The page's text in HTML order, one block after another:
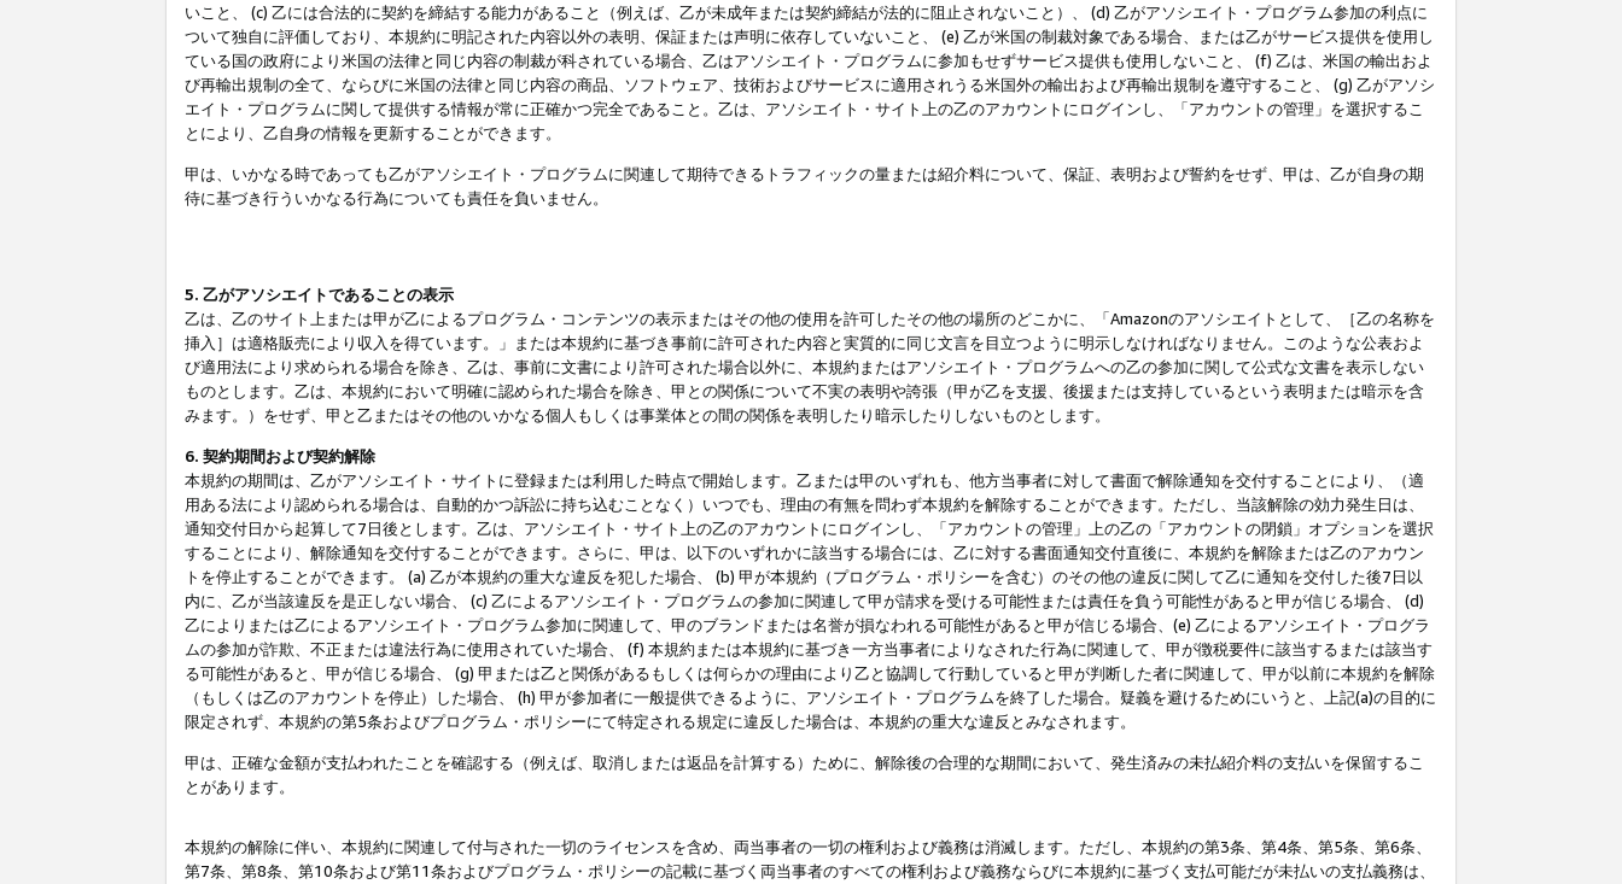
いこと、 (c) 乙には合法的に契約を締結する能力があること（例えば、乙が未成年または契約締結が法的に阻止されないこと）、 (d) 乙がアソシエイト・プログラム参加の利点に
ついて独自に評価しており、本規約に明記された内容以外の表明、保証または声明に依存していないこと、 (e) 乙が米国の制裁対象である場合、または乙がサービス提供を使用し
ている国の政府により米国の法律と同じ内容の制裁が科されている場合、乙はアソシエイト・プログラムに参加もせずサービス提供も使用しないこと、 (f) 乙は、米国の輸出およ
び再輸出規制の全て、ならびに米国の法律と同じ内容の商品、ソフトウェア、技術およびサービスに適用されうる米国外の輸出および再輸出規制を遵守すること、 (g) 乙がアソシ
エイト・プログラムに関して提供する情報が常に正確かつ完全であること。乙は、アソシエイト・サイト上の乙のアカウントにログインし、「アカウントの管理」を選択するこ
とにより、乙自身の情報を更新することができます。
甲は、いかなる時であっても乙がアソシエイト・プログラムに関連して期待できるトラフィックの量または紹介料について、保証、表明および誓約をせず、甲は、乙が自身の期
待に基づき行ういかなる行為についても責任を負いません。
5. 乙がアソシエイトであることの表示
乙は、乙のサイト上または甲が乙によるプログラム・コンテンツの表示またはその他の使用を許可したその他の場所のどこかに、「Amazonのアソシエイトとして、［乙の名称を
挿入］は適格販売により収入を得ています。」または本規約に基づき事前に許可された内容と実質的に同じ文言を目立つように明示しなければなりません。このような公表およ
び適用法により求められる場合を除き、乙は、事前に文書により許可された場合以外に、本規約またはアソシエイト・プログラムへの乙の参加に関して公式な文書を表示しない
ものとします。乙は、本規約において明確に認められた場合を除き、甲との関係について不実の表明や誇張（甲が乙を支援、後援または支持しているという表明または暗示を含
みます。）をせず、甲と乙またはその他のいかなる個人もしくは事業体との間の関係を表明したり暗示したりしないものとします。
6. 契約期間および契約解除
本規約の期間は、乙がアソシエイト・サイトに登録または利用した時点で開始します。乙または甲のいずれも、他方当事者に対して書面で解除通知を交付することにより、（適
用ある法により認められる場合は、自動的かつ訴訟に持ち込むことなく）いつでも、理由の有無を問わず本規約を解除することができます。ただし、当該解除の効力発生日は、
通知交付日から起算して7日後とします。乙は、アソシエイト・サイト上の乙のアカウントにログインし、「アカウントの管理」上の乙の「アカウントの閉鎖」オプションを選択
することにより、解除通知を交付することができます。さらに、甲は、以下のいずれかに該当する場合には、乙に対する書面通知交付直後に、本規約を解除または乙のアカウン
トを停止することができます。 (a) 乙が本規約の重大な違反を犯した場合、 (b) 甲が本規約（プログラム・ポリシーを含む）のその他の違反に関して乙に通知を交付した後7日以
内に、乙が当該違反を是正しない場合、 (c) 乙によるアソシエイト・プログラムの参加に関連して甲が請求を受ける可能性または責任を負う可能性があると甲が信じる場合、 (d)
乙によりまたは乙によるアソシエイト・プログラム参加に関連して、甲のブランドまたは名誉が損なわれる可能性があると甲が信じる場合、(e) 乙によるアソシエイト・プログラ
ムの参加が詐欺、不正または違法行為に使用されていた場合、 (f) 本規約または本規約に基づき一方当事者によりなされた行為に関連して、甲が徴税要件に該当するまたは該当す
る可能性があると、甲が信じる場合、 (g) 甲または乙と関係があるもしくは何らかの理由により乙と協調して行動していると甲が判断した者に関連して、甲が以前に本規約を解除
（もしくは乙のアカウントを停止）した場合、 (h) 甲が参加者に一般提供できるように、アソシエイト・プログラムを終了した場合。疑義を避けるためにいうと、上記(a)の目的に
限定されず、本規約の第5条およびプログラム・ポリシーにて特定される規定に違反した場合は、本規約の重大な違反とみなされます。
甲は、正確な金額が支払われたことを確認する（例えば、取消しまたは返品を計算する）ために、解除後の合理的な期間において、発生済みの未払紹介料の支払いを保留するこ
とがあります。
本規約の解除に伴い、本規約に関連して付与された一切のライセンスを含め、両当事者の一切の権利および義務は消滅します。ただし、本規約の第3条、第4条、第5条、第6条、
第7条、第8条、第10条および第11条およびプログラム・ポリシーの記載に基づく両当事者のすべての権利および義務ならびに本規約に基づく支払可能だが未払いの支払義務は、